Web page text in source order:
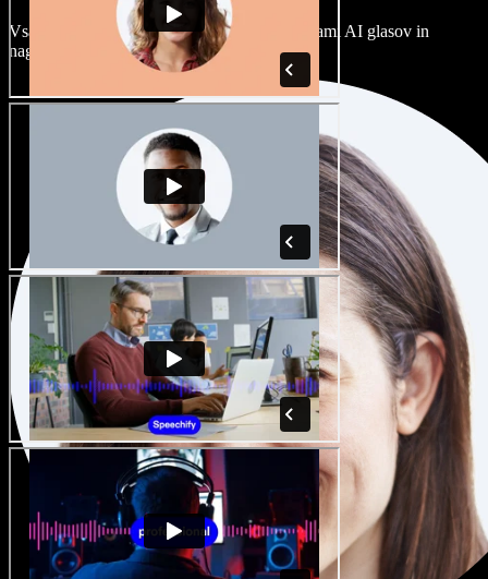
Vsak projekt je unikaten. Izbirajte med stotinami AI glasov in
naglasov ter jih prilagodite po svoje.